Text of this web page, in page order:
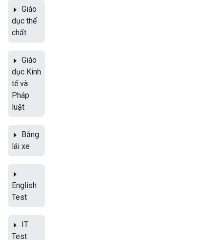
Giáo
dục thể
chất
Giáo
dục Kinh
tế và
Pháp
luật
Bằng
lái xe
English
Test
IT
Test